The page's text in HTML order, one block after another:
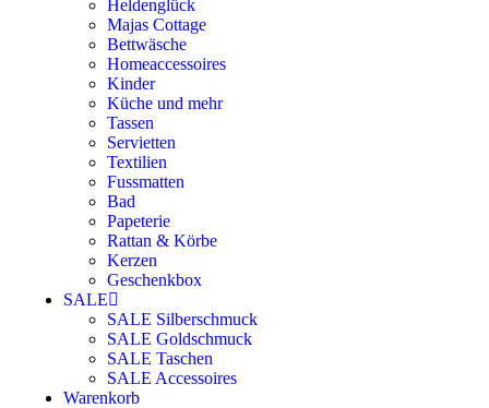
Heldenglück
Majas Cottage
Bettwäsche
Homeaccessoires
Kinder
Küche und mehr
Tassen
Servietten
Textilien
Fussmatten
Bad
Papeterie
Rattan & Körbe
Kerzen
Geschenkbox
SALE
SALE Silberschmuck
SALE Goldschmuck
SALE Taschen
SALE Accessoires
Warenkorb